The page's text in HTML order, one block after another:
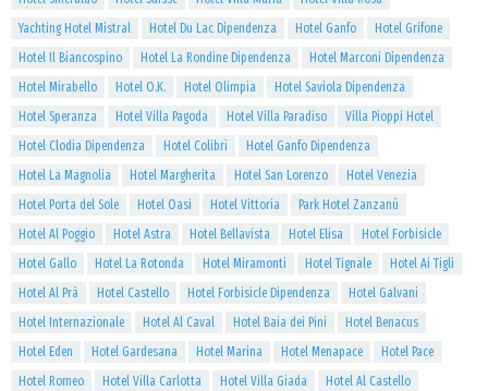
Yachting Hotel Mistral
Hotel Du Lac Dipendenza Hotel Ganfo
Hotel Grifone
Hotel Il Biancospino
Hotel La Rondine Dipendenza
Hotel Marconi Dipendenza
Hotel Mirabello
Hotel O.K. Hotel Olimpia
Hotel Saviola Dipendenza
Hotel Speranza
Hotel Villa Pagoda Hotel Villa Paradiso
Villa Pioppi Hotel
Hotel Clodia Dipendenza
Hotel Colibrì
Hotel Ganfo Dipendenza
Hotel La Magnolia
Hotel Margherita Hotel San Lorenzo
Hotel Venezia
Hotel Porta del Sole
Hotel Oasi Hotel Vittoria
Park Hotel Zanzanù
Hotel Al Poggio
Hotel Astra Hotel Bellavista Hotel Elisa
Hotel Forbisicle
Hotel Gallo
Hotel La Rotonda Hotel Miramonti Hotel Tignale
Hotel Ai Tigli
Hotel Al Prà
Hotel Castello Hotel Forbisicle Dipendenza
Hotel Galvani
Hotel Internazionale
Hotel Al Caval Hotel Baia dei Pini
Hotel Benacus
Hotel Eden
Hotel Gardesana Hotel Marina Hotel Menapace
Hotel Pace
Hotel Romeo
Hotel Villa Carlotta Hotel Villa Giada
Hotel Al Castello